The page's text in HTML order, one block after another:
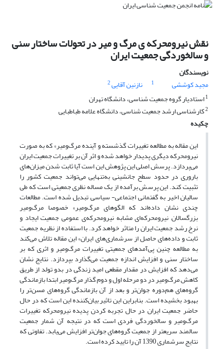
نقش نیرومحرکه ی مرگ و میر در تحولات ساختار سنی
و سالخوردگی جمعیت ایران
نویسندگان
مجید کوششی
1 نازنین آقایی2
1استادیار گروه جمعیت شناسی، دانشگاه تهران
2کارشناسی ارشد جمعیت شناسی، دانشگاه علامه طباطبایی
چکیده
این مقاله به مطالعه تغییرات گذشسته و آینده مرگ‌ومیر» که به صورت
نیرومحرکه دیگری پدیدار خواهد شده و اثر آن بر تغییرات جمعیت ایران
می‌پردازد. پرسش اصلی این پژوهش این است آیا ثابت شدن میزان‌های
باروری در حدود سطح جانشینی به‌تنهایی می‌تواند جمعیت کشور را
تثبیت کند. این پرسش برآمده از یک مساله نظری جمعیتی است که طی
سالیان اخیر به گفتمانی اجتماعی- سیاسی تبدیل شده است. مطالعات
چندی نشان داده‌اند که الگوهای مرگ‌ومیر» خصوصا مرگ‌ومیر
بزرگسالان, نیرومحرکه‌ای مشابه نیرومحرکه‌ی عمومی جمعیت ایجاد و
نرخ رشد جمعیت ایران را متاثر خواهد کرد. با استفاده از نظریه جمعیت
ثابت و داده‌های حاصل از سرشماری‌های ایران» این مقاله تلاش می‌کند
به مطالعه چنین پی‌آمدهای جمعیتی تغییرات مرگ‌ومیر و اثری که بر
ساختار سنی و افزایش اندازه جمعیت می‌گذارد بپردازد. نتایج نشان
می‌دهد که افزایش در مقدار مقطعی امید زندگی در بدو تولد از طریق
کاهش مرگ‌ومیر در دو مرحله اول و دوم گذار مرگ‌ومیر ابتدا بازماندگی
گروه‌های هم‌دوره جوان‌تر و بعد از آن بازماندگی گروه‌های مسن‌تر را
بهبود بخشیده است. بنابراین این تاثیر بیان‌کننده این است که در حال
حاضر جمعیت ایران در حال تجربه کردن پدیده نیرومحرکه تغییرات
مرگ‌ومیر و سالخوردگی فردی است که در نتیجه آن شمار جمعیت
سالمند سریعتر از جمعیت گروه‌های جوان‌تر افزایش می‌یابد. تفاوتی که
نتایج سرشماری 1390 آن را تایید کرده است.